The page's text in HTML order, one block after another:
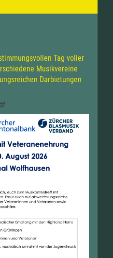
Tag voller
Musikvereine
Darbietungen